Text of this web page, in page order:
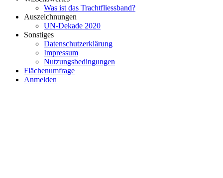
Was ist das Trachtfliessband?
Auszeichnungen
UN-Dekade 2020
Sonstiges
Datenschutzerklärung
Impressum
Nutzungsbedingungen
Flächenumfrage
Anmelden